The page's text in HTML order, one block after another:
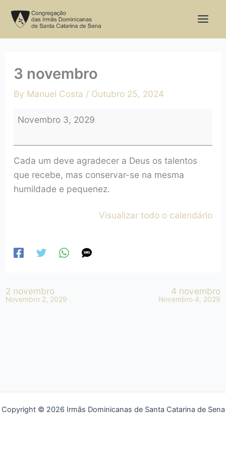
3 novembro
By Manuel Costa / Outubro 25, 2024
novembro
Novembro 3, 2029
Cada um deve agradecer a Deus os talentos
que recebe, mas conservar-se na mesma
humildade e pequenez.
Visualizar todo o calendário
2 novembro
Novembro 2, 2029
4 novembro
Novembro 4, 2029
Copyright © 2026 Irmãs Dominicanas de Santa Catarina de Sena